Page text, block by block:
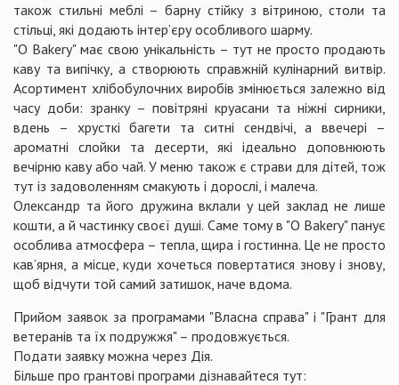
також стильні меблі – барну стійку з вітриною, столи та
стільці, які додають інтер’єру особливого шарму.
"O Bakery" має свою унікальність – тут не просто продають
каву та випічку, а створюють справжній кулінарний витвір.
Асортимент хлібобулочних виробів змінюється залежно від
часу доби: зранку – повітряні круасани та ніжні сирники,
вдень – хрусткі багети та ситні сендвічі, а ввечері –
ароматні слойки та десерти, які ідеально доповнюють
вечірню каву або чай. У меню також є страви для дітей, тож
тут із задоволенням смакують і дорослі, і малеча.
Олександр та його дружина вклали у цей заклад не лише
кошти, а й частинку своєї душі. Саме тому в "O Bakery" панує
особлива атмосфера – тепла, щира і гостинна. Це не просто
кав’ярня, а місце, куди хочеться повертатися знову і знову,
щоб відчути той самий затишок, наче вдома.
Прийом заявок за програмами "Власна справа" і "Грант для
ветеранів та їх подружжя" – продовжується.
Подати заявку можна через Дія.
Більше про грантові програми дізнавайтеся тут: